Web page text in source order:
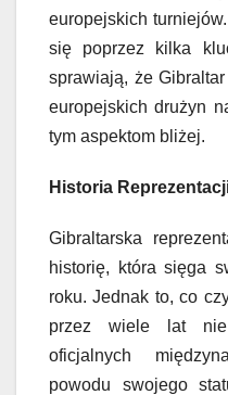
europejskich
się poprzez kilka
sprawiają, że
europejskich drużyn
tym aspektom bliżej.
Historia
Gibraltarska
historię, która sięga
roku. Jednak to, co
przez wiele lat nie
oficjalnych
powodu swojego